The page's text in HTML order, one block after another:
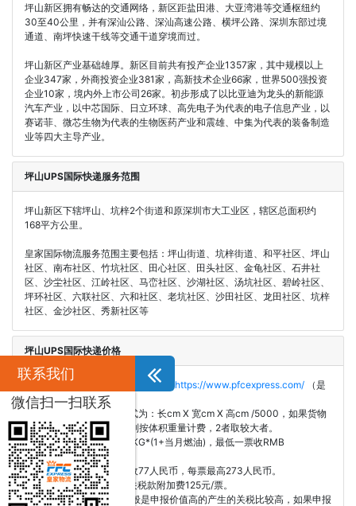
坪山新区拥有畅达的交通网络，新区距盐田港、大亚湾港等交通枢纽约
30至40公里，并有深汕公路、深汕高速公路、横坪公路、深圳东部过境
通道、南坪快速干线等交通干道穿境而过。
坪山新区产业基础雄厚。新区目前共有投产企业1357家，其中规模以上
企业347家，外商投资企业381家，高新技术企业66家，世界500强投资
企业10家，境内外上市公司26家。初步形成了以比亚迪为龙头的新能源
汽车产业，以中芯国际、日立环球、高先电子为代表的电子信息产业，以
赛诺菲、微芯生物为代表的生物医药产业和震雄、中集为代表的装备制造
业等四大主导产业。
坪山UPS国际快递服务范围
坪山新区下辖坪山、坑梓2个街道和原深圳市大工业区，辖区总面积约
168平方公里。
皇家国际物流服务范围主要包括：坪山街道、坑梓街道、和平社区、坪山
社区、南布社区、竹坑社区、田心社区、田头社区、金龟社区、石井社
区、沙坣社区、江岭社区、马峦社区、沙湖社区、汤坑社区、碧岭社区、
坪环社区、六联社区、六和社区、老坑社区、沙田社区、龙田社区、坑梓
社区、金沙社区、秀新社区等
坪山UPS国际快递价格
1.UPS的价格可在网站上直接查询： https://www.pfcexpress.com/ （是
UPS官方公布价的2-6折）
2.UPS的体积重量计算公式为：长cm X 宽cm X 高cm /5000，如果货物
体积重量大于实际重量，则按体积重量计费，2者取较大者。
3.偏远附加费：RMB 3.5/KG*(1+当月燃油)，最低一票收RMB
171*（1+当月燃油）。
4.更改地址费用：每件加收77人民币，每票最高273人民币。
5.寄件人支付目的地进口关税款附加费125元/票。
6.以具体清关费用为准(一般是申报价值高的产生的关税比较高，如果申报
联系我们
微信扫一扫联系